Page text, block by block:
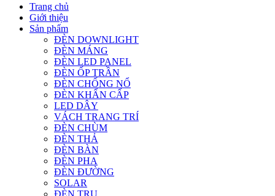
Trang chủ
Giới thiệu
Sản phẩm
ĐÈN DOWNLIGHT
ĐÈN MÁNG
ĐÈN LED PANEL
ĐÈN ỐP TRẦN
ĐÈN CHỐNG NỔ
ĐÈN KHẨN CẤP
LED DÂY
VÁCH TRANG TRÍ
ĐÈN CHÙM
ĐÈN THẢ
ĐÈN BÀN
ĐÈN PHA
ĐÈN ĐƯỜNG
SOLAR
ĐÈN TRỤ